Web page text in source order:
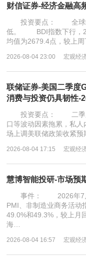
财信证券-经济金融高
投资要点： 全球经
低。 BDI指数下行，
均值为2679.4点，较上
2026-08-04 23:00 宏观经
联储证券-美国二季度
消费与投资仍具韧性-
投资要点： 二季度
口等波动因素拖累，私
场上调美联储政策收紧
2026-08-04 17:15 宏观经
慧博智能投研-市场预
事件： 2026年7
PMI、非制造业商务活动
49.0%和49.3%，较上
海…
2026-08-04 16:57 宏观经